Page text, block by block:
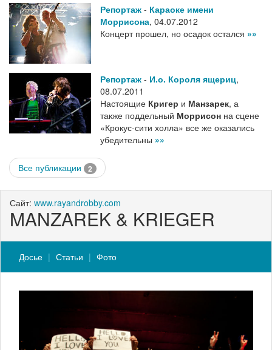
Репортаж - Караоке имени
Моррисона, 04.07.2012
Концерт прошел, но осадок остался »»
Репортаж - И.о. Короля ящериц,
08.07.2011
Настоящие Кригер и Манзарек, а
также поддельный Моррисон на сцене
«Крокус-сити холла» все же оказались
убедительны »»
Все публикации 2
Сайт: www.rayandrobby.com
MANZAREK & KRIEGER
Досье Статьи Фото